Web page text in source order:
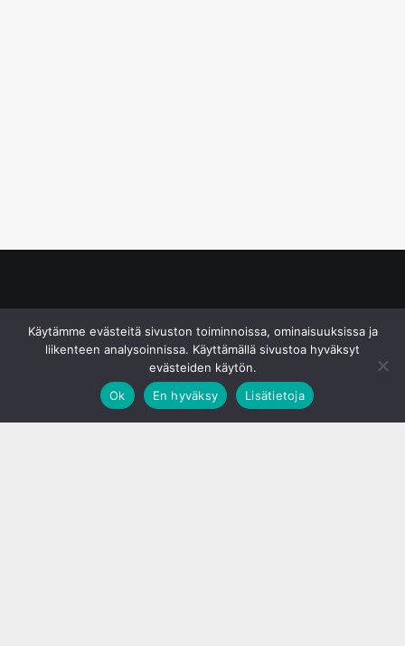
Käytämme evästeitä sivuston toiminnoissa, ominaisuuksissa ja
liikenteen analysoinnissa. Käyttämällä sivustoa hyväksyt
evästeiden käytön.
Ok
En hyväksy Lisätietoja